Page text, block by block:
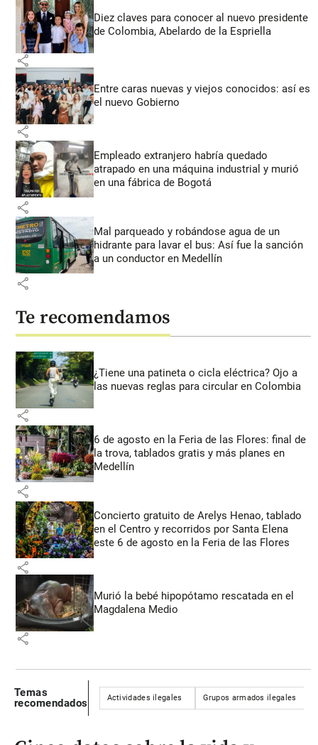
Diez claves para conocer al nuevo presidente
de Colombia, Abelardo de la Espriella
share
Entre caras nuevas y viejos conocidos: así es
el nuevo Gobierno
share
Empleado extranjero habría quedado
atrapado en una máquina industrial y murió
en una fábrica de Bogotá
share
Mal parqueado y robándose agua de un
hidrante para lavar el bus: Así fue la sanción
a un conductor en Medellín
share
Te recomendamos
¿Tiene una patineta o cicla eléctrica? Ojo a
las nuevas reglas para circular en Colombia
share
6 de agosto en la Feria de las Flores: final de
la trova, tablados gratis y más planes en
Medellín
share
Concierto gratuito de Arelys Henao, tablado
en el Centro y recorridos por Santa Elena
este 6 de agosto en la Feria de las Flores
share
Murió la bebé hipopótamo rescatada en el
Magdalena Medio
share
Temas
recomendados
Actividades ilegales Grupos armados ilegales